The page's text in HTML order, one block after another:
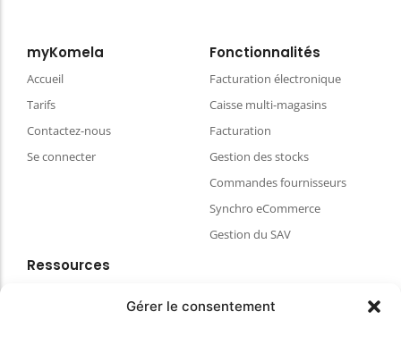
Gérer le consentement
myKomela
Accueil
Tarifs
Contactez-nous
Se connecter
Fonctionnalités
Facturation électronique
Caisse multi-magasins
Facturation
Gestion des stocks
Commandes fournisseurs
Synchro eCommerce
Gestion du SAV
Ressources